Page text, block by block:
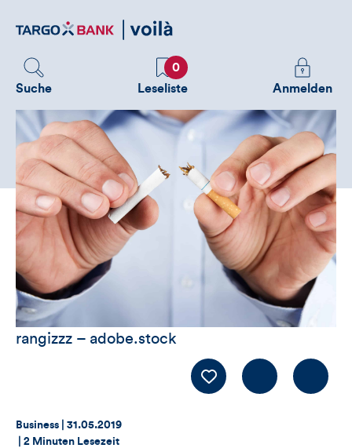
zum
Suche
Favoriten
0
Leseliste
Melden
Sie
an
um
zusätzliche
zu
sehen
Anmelden
rangizzz – adobe.stock
LIKE Kommentieren
Thema:
Business | Datum:
31.05.2019
2 Minuten Lesezeit